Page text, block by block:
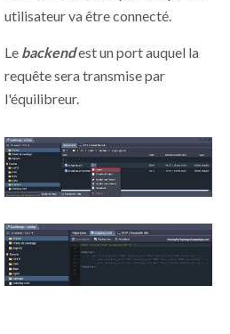
utilisateur va être connecté.
Le backendest un port auquel la
requête sera transmise par
l'équilibreur.